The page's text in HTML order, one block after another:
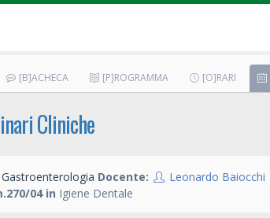
[B]ACHECA [P]ROGRAMMA [O]RARI
Cliniche
Docente: Leonardo Baiocchi
04 in Igiene Dentale